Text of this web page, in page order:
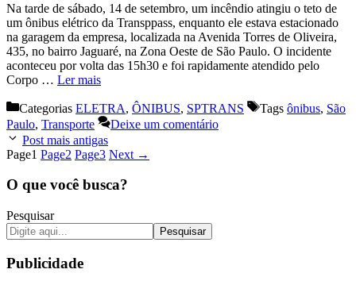
Na tarde de sábado, 14 de setembro, um incêndio atingiu o teto de
um ônibus elétrico da Transppass, enquanto ele estava estacionado
na garagem da empresa, localizada na Avenida Torres de Oliveira,
435, no bairro Jaguaré, na Zona Oeste de São Paulo. O incidente
aconteceu por volta das 15h30 e foi rapidamente atendido pelo
Corpo … Ler mais
Categorias ELETRA, ÔNIBUS, SPTRANS Tags ônibus, São
Paulo, Transporte
Deixe um comentário
Post mais antigas
Page1 Page2 Page3 Next →
O que você busca?
Pesquisar
Pesquisar
Publicidade